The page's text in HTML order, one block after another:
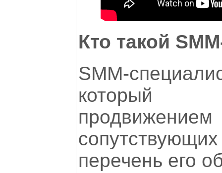
Кто такой
SMM-
который
перечень его